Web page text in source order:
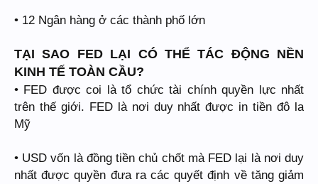
• 12 Ngân hàng ở các thành phố lớn
TẠI SAO FED LẠI CÓ THỂ TÁC ĐỘNG NỀN
KINH TẾ TOÀN CẦU?
• FED được coi là tổ chức tài chính quyền lực nhất
trên thế giới. FED là nơi duy nhất được in tiền đô la
Mỹ
• USD vốn là đồng tiền chủ chốt mà FED lại là nơi duy
nhất được quyền đưa ra các quyết định về tăng giảm